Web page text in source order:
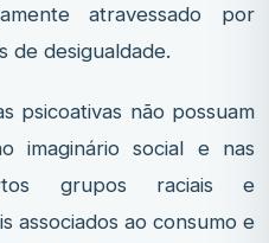
atravessado por
de desigualdade.
não possuam
imaginário social e nas
grupos raciais e
associados ao consumo e